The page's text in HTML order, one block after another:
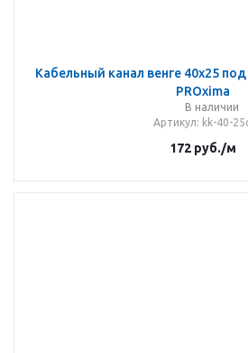
Кабельный канал венге 40х25
PROxima
В наличии
Артикул: kk-40-
172руб./м